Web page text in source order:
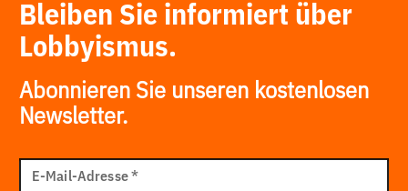
Bleiben Sie informiert über
Lobbyismus.
Abonnieren Sie unseren kostenlosen
Newsletter.
MailE-Mail-Adresse*